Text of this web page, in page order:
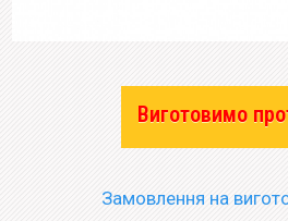
Виготовимо
Замовлення на